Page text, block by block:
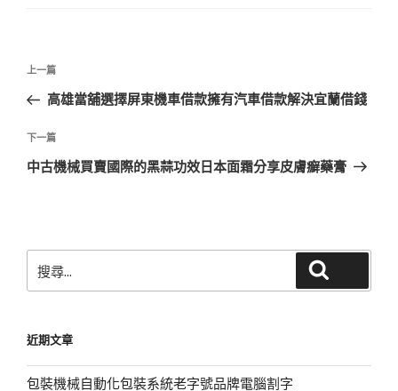
文
導
覽
上
一
文
章
上一篇
高雄當舖選擇屏東機車借款擁有汽車借款解決宜蘭借錢
下
一
下一篇
中古機械買賣國際的黑蒜功效日本面霜分享皮膚癬藥膏
尋
字:
近期文章
包裝機械自動化包裝系統老字號品牌電腦割字